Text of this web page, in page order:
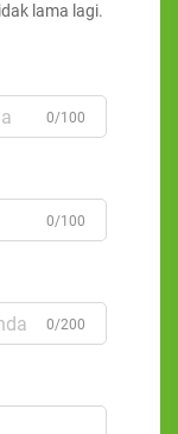
lama lagi.
0/100
0/100
0/200